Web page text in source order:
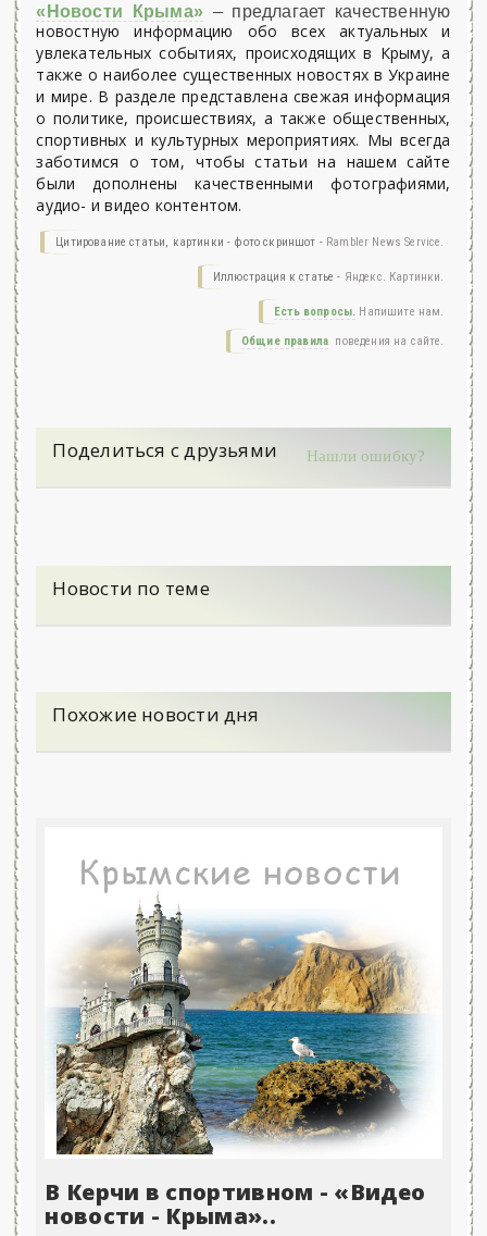
«Новости Крыма» – предлагает качественную
новостную информацию обо всех актуальных и
увлекательных событиях, происходящих в Крыму, а
также о наиболее существенных новостях в Украине
и мире. В разделе представлена свежая информация
о политике, происшествиях, а также общественных,
спортивных и культурных мероприятиях. Мы всегда
заботимся о том, чтобы статьи на нашем сайте
были дополнены качественными фотографиями,
аудио- и видео контентом.
Цитирование статьи, картинки - фото скриншот - Rambler News Service.
Иллюстрация к статье - Яндекс. Картинки.
Есть вопросы. Напишите нам.
Общие правила поведения на сайте.
Поделиться с друзьями Нашли ошибку?
Новости по теме
Похожие новости дня
В Керчи в спортивном - «Видео
новости - Крыма»..